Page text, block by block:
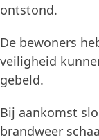
ontstond.
De bewoners
veiligheid
gebeld.
Bij aankomst
brandweer